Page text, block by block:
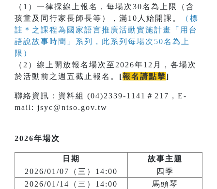
（1）一律採線上報名，每場次30名為上限（含
孩童及同行家長師長等），滿10人始開課。
（標
註＊之課程為國家語言推廣活動實施計畫「用台
語說故事時間」系列，此系列每場次50名為上
限）
（2）線上開放報名場次至2026年12月，各場次
於活動前之週五截止報名。 [報名請點擊]
聯絡資訊：資料組 (04)2339-1141＃217，E-
mail: jsyc@ntso.gov.tw
2026年場次
日期
故事主題
2026/01/07（三）14:00
四季
2026/01/14（三）14:00
馬頭琴